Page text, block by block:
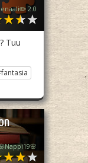
2.0
Tuu